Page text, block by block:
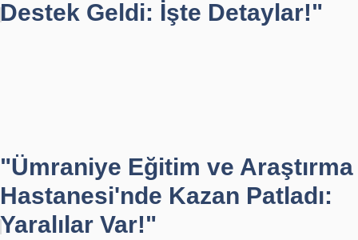
Destek Geldi: İşte Detaylar!"
"Ümraniye Eğitim ve Araştırma
Hastanesi'nde Kazan Patladı:
Yaralılar Var!"